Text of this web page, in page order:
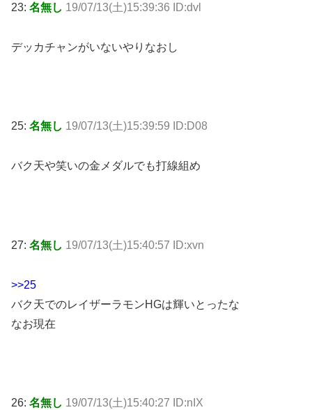
23: 名無し 19/07/13(土)15:39:36 ID:dvl
デッカチャンがいないやりなおし
25: 名無し 19/07/13(土)15:39:59 ID:D08
バク天や笑いの金メダルでも打線組め
27: 名無し 19/07/13(土)15:40:57 ID:xvn
>>25
バク天でのレイザーラモンHGは輝いとったな
なお現在
26: 名無し 19/07/13(土)15:40:27 ID:nIX